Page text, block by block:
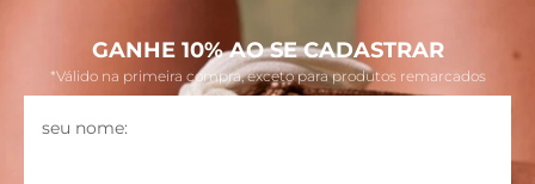
GANHE 10% AO SE CADASTRAR
*Válido na primeira compra, exceto para produtos remarcados